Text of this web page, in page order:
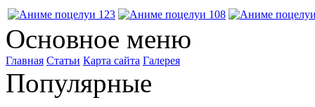
Основное меню
Главная Статьи Карта сайта Галерея
Популярные